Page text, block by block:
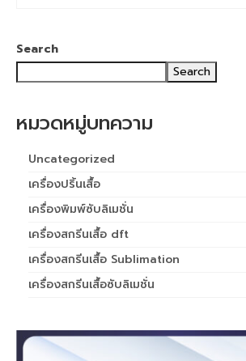
เครื่องพิมพ์ ARENA
เครื่องพิมพ์ซับลิเมชั่น Arena
เครื่องสกรีนเสื้อ
เครื่องพิมพ์เสื้อ
เครื่องพิมพ์ซับลิเมชั่น Arena
เครื่องพิมพ์ซับลิเมชั่น Arena
Search
Search
หมวดหมู่บทความ
Uncategorized
เครื่องปริ้นเสื้อ
เครื่องพิมพ์ซับลิเมชั่น
เครื่องสกรีนเสื้อ dft
เครื่องสกรีนเสื้อ Sublimation
เครื่องสกรีนเสื้อซับลิเมชั่น